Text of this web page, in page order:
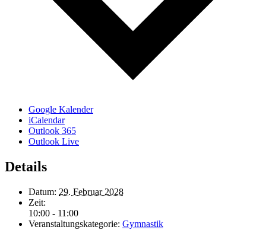
Google Kalender
iCalendar
Outlook 365
Outlook Live
Details
Datum: 29. Februar 2028
Zeit:
10:00 - 11:00
Veranstaltungskategorie: Gymnastik